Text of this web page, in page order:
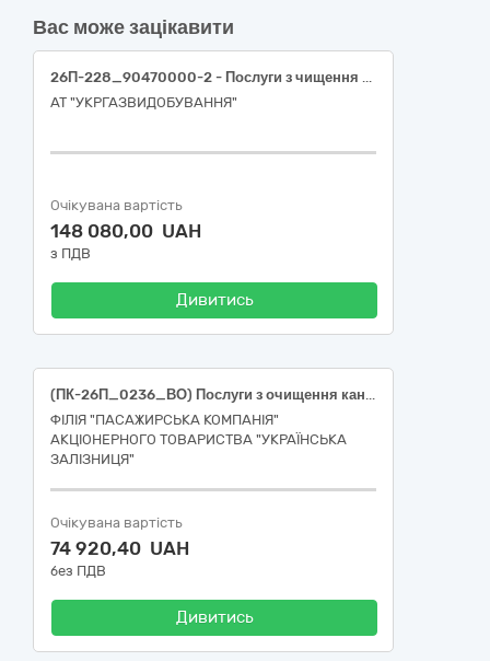
Вас може зацікавити
26П-228_90470000-2 - Послуги з чищення каналізаційних колекторів (Послуги з чищення каналізаційних мереж)
АТ "УКРГАЗВИДОБУВАННЯ"
Очікувана вартість
148 080,00 UAH
з ПДВ
Дивитись
(ПК-26П_0236_ВО) Послуги з очищення каналізаційних мереж та колодязів
ФІЛІЯ "ПАСАЖИРСЬКА КОМПАНІЯ"
АКЦІОНЕРНОГО ТОВАРИСТВА "УКРАЇНСЬКА
ЗАЛІЗНИЦЯ"
Очікувана вартість
74 920,40 UAH
без ПДВ
Дивитись